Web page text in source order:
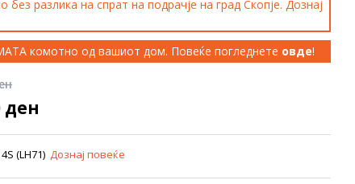
без разлика на спрат на подрачје на град Скопје. Дознај
комотно од вашиот дом. Повеќе погледнете овде!
ден
(LH71) Дознај повеќе